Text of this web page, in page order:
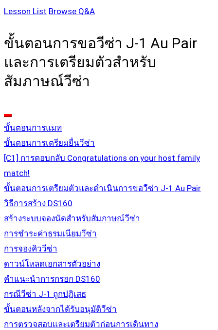
Lesson List Browse Q&A
ขั้นตอนการขอวีซ่า J-1 Au Pair
และการเตรียมตัวสำหรับ
สัมภาษณ์วีซ่า
ขั้นตอนการแมท
ขั้นตอนการเตรียมยื่นวีซ่า
[C1] การตอบกลับ Congratulations on your host family
match!
ขั้นตอนการเตรียมตัวและดำเนินการขอวีซ่า J-1 Au Pair
วิธีการสร้าง DS160
สร้างระบบจองนัดสำหรับสัมภาษณ์วีซ่า
การชำระค่าธรมเนียมวีซ่า
การจองคิววีซ่า
ดาวน์โหลดเอกสารตัวอย่าง
คำแนะนำการกรอก DS160
กรณีวีซ่า J-1 ถูกปฏิเสธ
ขั้นตอนหลังจากได้รับอนุมัติวีซ่า
การตรวจสอบและเตรียมตัวก่อนการเดินทาง